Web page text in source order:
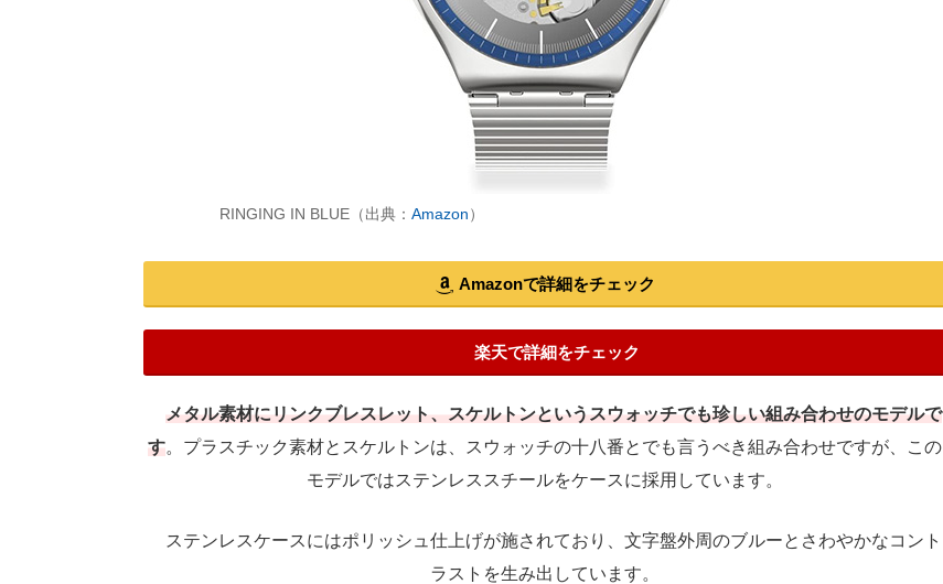
RINGING IN BLUE（出典： Amazon）
Amazonで詳細をチェック
楽天で詳細をチェック
メタル素材にリンクブレスレット、スケルトンというスウォッチでも珍しい組み合わせのモデルで
す。プラスチック素材とスケルトンは、スウォッチの十八番とでも言うべき組み合わせですが、この
モデルではステンレススチールをケースに採用しています。
ステンレスケースにはポリッシュ仕上げが施されており、文字盤外周のブルーとさわやかなコント
ラストを生み出しています。